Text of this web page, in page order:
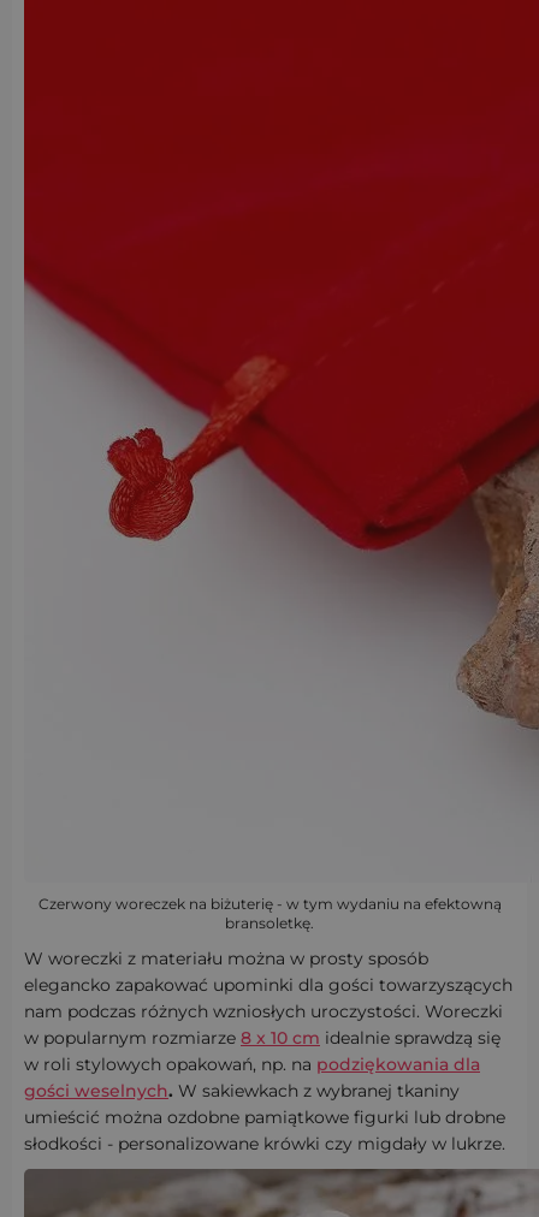
Czerwony woreczek na biżuterię - w tym wydaniu na efektowną
bransoletkę.
W woreczki z materiału można w prosty sposób
elegancko zapakować upominki dla gości towarzyszących
nam podczas różnych wzniosłych uroczystości. Woreczki
w popularnym rozmiarze 8 x 10 cm idealnie sprawdzą się
w roli stylowych opakowań, np. na podziękowania dla
gości weselnych. W sakiewkach z wybranej tkaniny
umieścić można ozdobne pamiątkowe figurki lub drobne
słodkości - personalizowane krówki czy migdały w lukrze.